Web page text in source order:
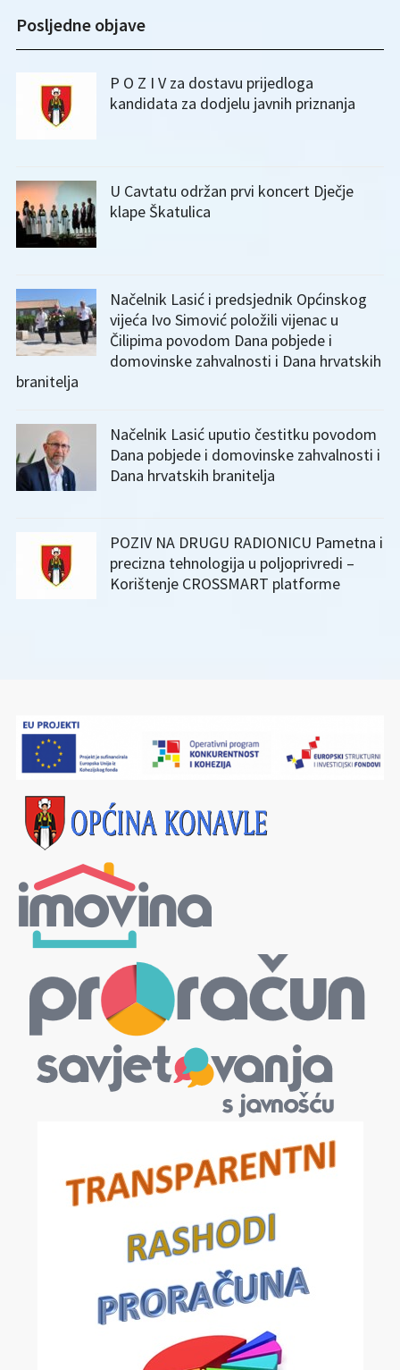
Posljedne objave
P O Z I V za dostavu prijedloga
kandidata za dodjelu javnih priznanja
U Cavtatu održan prvi koncert Dječje
klape Škatulica
Načelnik Lasić i predsjednik Općinskog
vijeća Ivo Simović položili vijenac u
Čilipima povodom Dana pobjede i
domovinske zahvalnosti i Dana hrvatskih
branitelja
Načelnik Lasić uputio čestitku povodom
Dana pobjede i domovinske zahvalnosti i
Dana hrvatskih branitelja
POZIV NA DRUGU RADIONICU Pametna i
precizna tehnologija u poljoprivredi –
Korištenje CROSSMART platforme